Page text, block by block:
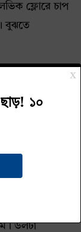
ফ্লোরে চাপ
বুঝতে
পজিটিভ মাইন্ড
ফ্লুইড
এভাবে
উলটা